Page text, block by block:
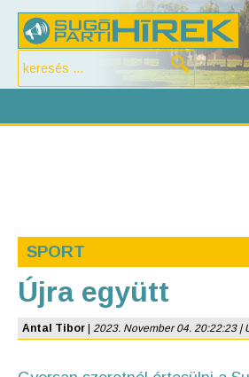
SPORT
Újra együtt
Antal Tibor 2023. November 04. 20:22:23 |